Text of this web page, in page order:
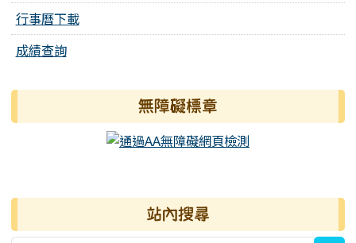
行事曆下載
成績查詢
無障礙標章
右邊區域內容 站內搜尋